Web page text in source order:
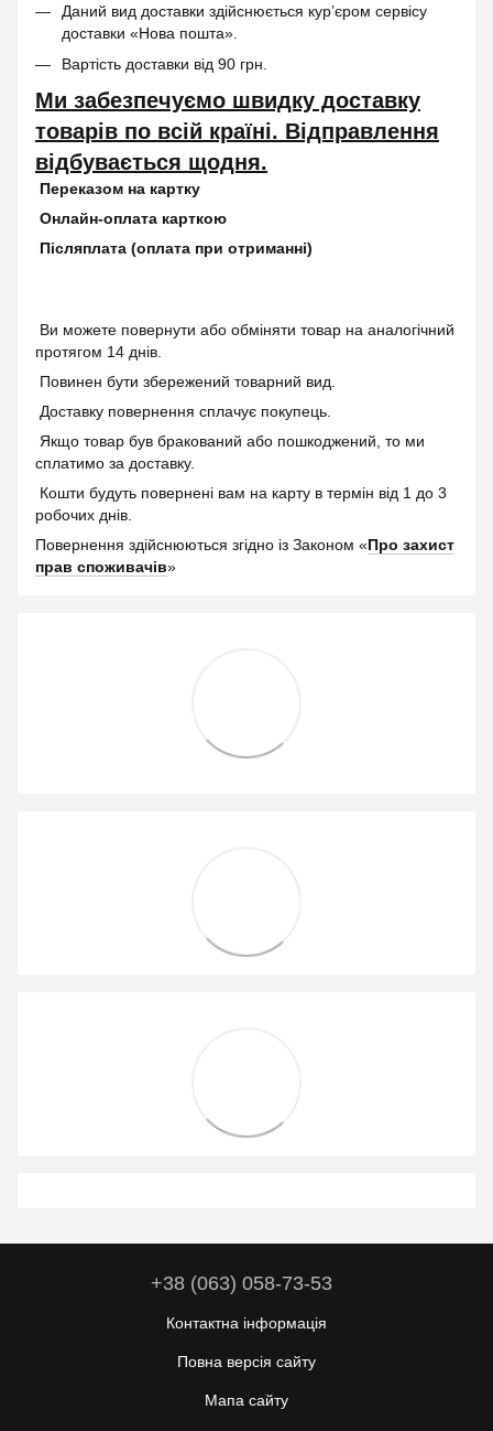
Даний вид доставки здійснюється кур’єром сервісу
доставки «Нова пошта».
Вартість доставки від 90 грн.
Ми забезпечуємо швидку доставку
товарів по всій країні. Відправлення
відбувається щодня.
Переказом на картку
Онлайн-оплата карткою
Післяплата (оплата при отриманні)
Ви можете повернути або обміняти товар на аналогічний
протягом 14 днів.
Повинен бути збережений товарний вид.
Доставку повернення сплачує покупець.
Якщо товар був бракований або пошкоджений, то ми
сплатимо за доставку.
Кошти будуть повернені вам на карту в термін від 1 до 3
робочих днів.
Повернення здійснюються згідно із Законом «Про захист
прав споживачів»
+38 (063) 058-73-53
Контактна інформація
Повна версія сайту
Мапа сайту